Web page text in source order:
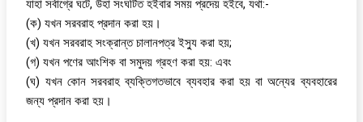
যাহা সর্বাগ্রে ঘটে, উহা সংঘটিত হইবার সময় প্রদেয় হইবে, যথা:-
(ক) যখন সরবরাহ প্রদান করা হয়।
(খ) যখন সরবরাহ সংক্রান্ত চালানপত্র ইস্যু করা হয়;
(গ) যখন পণের আংশিক বা সমুদয় গ্রহণ করা হয়: এবং
(ঘ) যখন কোন সরবরাহ ব্যক্তিগতভাবে ব্যবহার করা হয় বা অন্যের ব্যবহারের
জন্য প্রদান করা হয়।